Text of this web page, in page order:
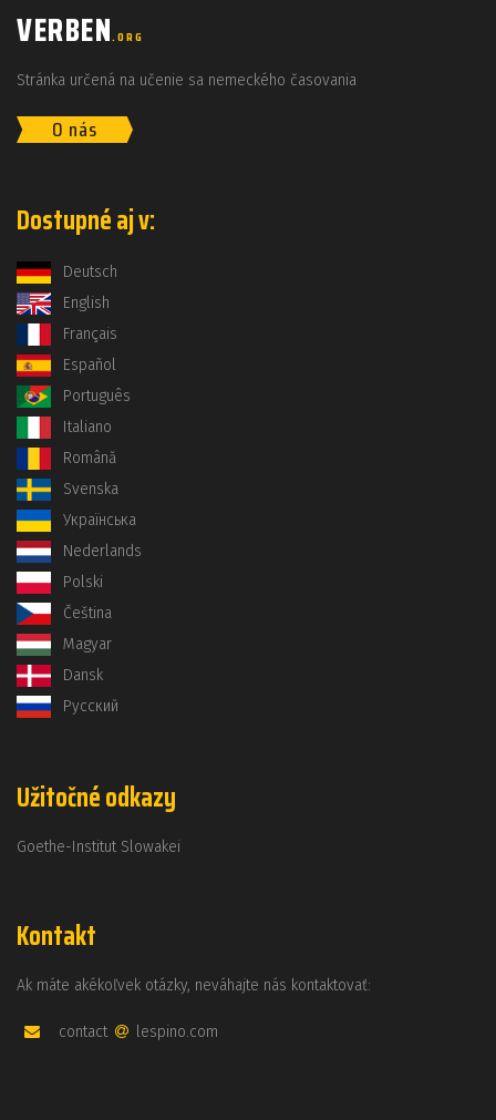
VERBEN.ORG
Stránka určená na učenie sa nemeckého časovania
O nás
Dostupné aj v:
Deutsch
English
Français
Español
Português
Italiano
Română
Svenska
Українська
Nederlands
Polski
Čeština
Magyar
Dansk
Русский
Užitočné odkazy
Goethe-Institut Slowakei
Kontakt
Ak máte akékoľvek otázky, neváhajte nás kontaktovať:
contact lespino.com